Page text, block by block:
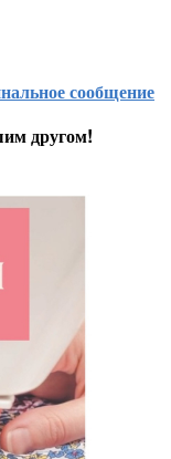
сообщение
другом!